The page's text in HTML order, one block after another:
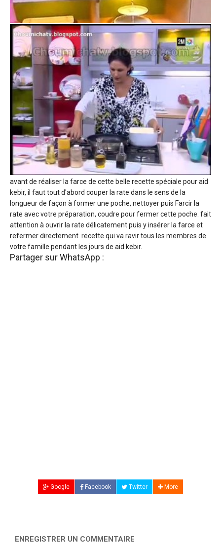
avant de réaliser la farce de cette belle recette spéciale pour aid
kebir, il faut tout d'abord couper la rate dans le sens de la
longueur de façon à former une poche, nettoyer puis Farcir la
rate avec votre préparation, coudre pour fermer cette poche. fait
attention à ouvrir la rate délicatement puis y insérer la farce et
refermer directement. recette qui va ravir tous les membres de
votre famille pendant les jours de aid kebir.
Partager sur WhatsApp :
Google Facebook Twitter More
ENREGISTRER UN COMMENTAIRE